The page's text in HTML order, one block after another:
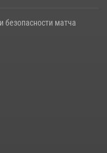
безопасности матча